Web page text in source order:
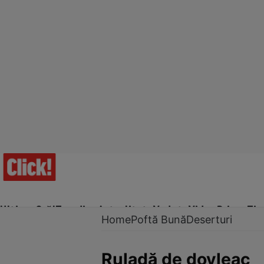
Ultima Oră!Trending Actualitate Vedete Video Prime Time
HomePoftă BunăDeserturi
Ruladă de dovleac